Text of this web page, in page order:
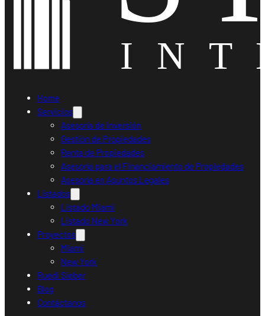
Home
Servicios
Asesoría de Inversión
Gestión de Propiedades
Renta de Propiedades
Asesoría para el Financiamiento de Propiedades
Asesoría en Asuntos Legales
Listados
Listado Miami
Listado New York
Proyectos
Miami
New York
Ruedi Sieber
Blog
Contáctanos